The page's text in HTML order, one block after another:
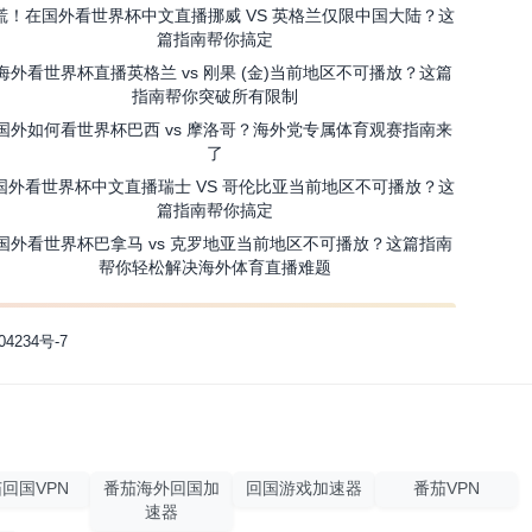
！在国外看世界杯中文直播挪威 VS 英格兰仅限中国大陆？这
篇指南帮你搞定
外看世界杯直播英格兰 vs 刚果 (金)当前地区不可播放？这篇
指南帮你突破所有限制
外如何看世界杯巴西 vs 摩洛哥？海外党专属体育观赛指南来
了
外看世界杯中文直播瑞士 VS 哥伦比亚当前地区不可播放？这
篇指南帮你搞定
外看世界杯巴拿马 vs 克罗地亚当前地区不可播放？这篇指南
帮你轻松解决海外体育直播难题
号-7
国VPN
番茄海外回国加
速器
回国游戏加速器 番茄VPN